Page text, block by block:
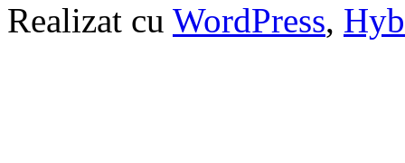
Realizat cu WordPress,